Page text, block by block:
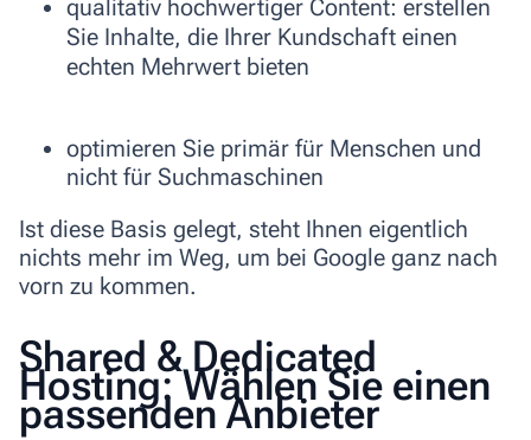
qualitativ hochwertiger Content: erstellen
Sie Inhalte, die Ihrer Kundschaft einen
echten Mehrwert bieten
optimieren Sie primär für Menschen und
nicht für Suchmaschinen
Ist diese Basis gelegt, steht Ihnen eigentlich
nichts mehr im Weg, um bei Google ganz nach
vorn zu kommen.
Shared & Dedicated
Hosting: Wählen Sie einen
passenden Anbieter